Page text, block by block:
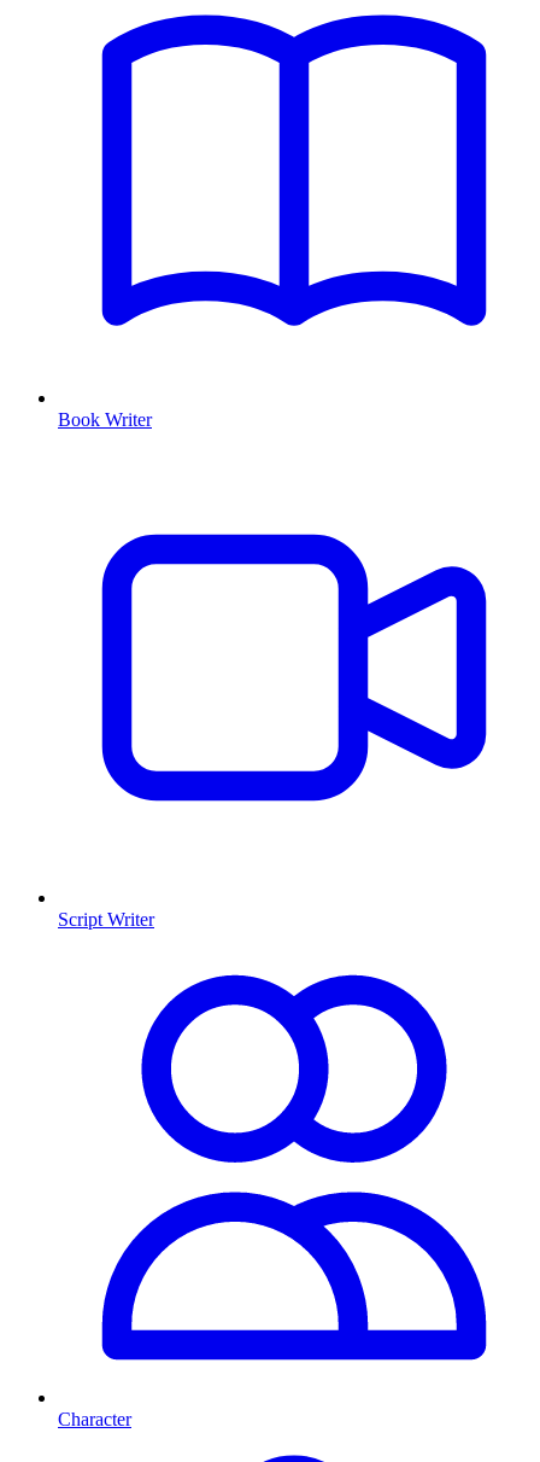
Book Writer
Script Writer
Character